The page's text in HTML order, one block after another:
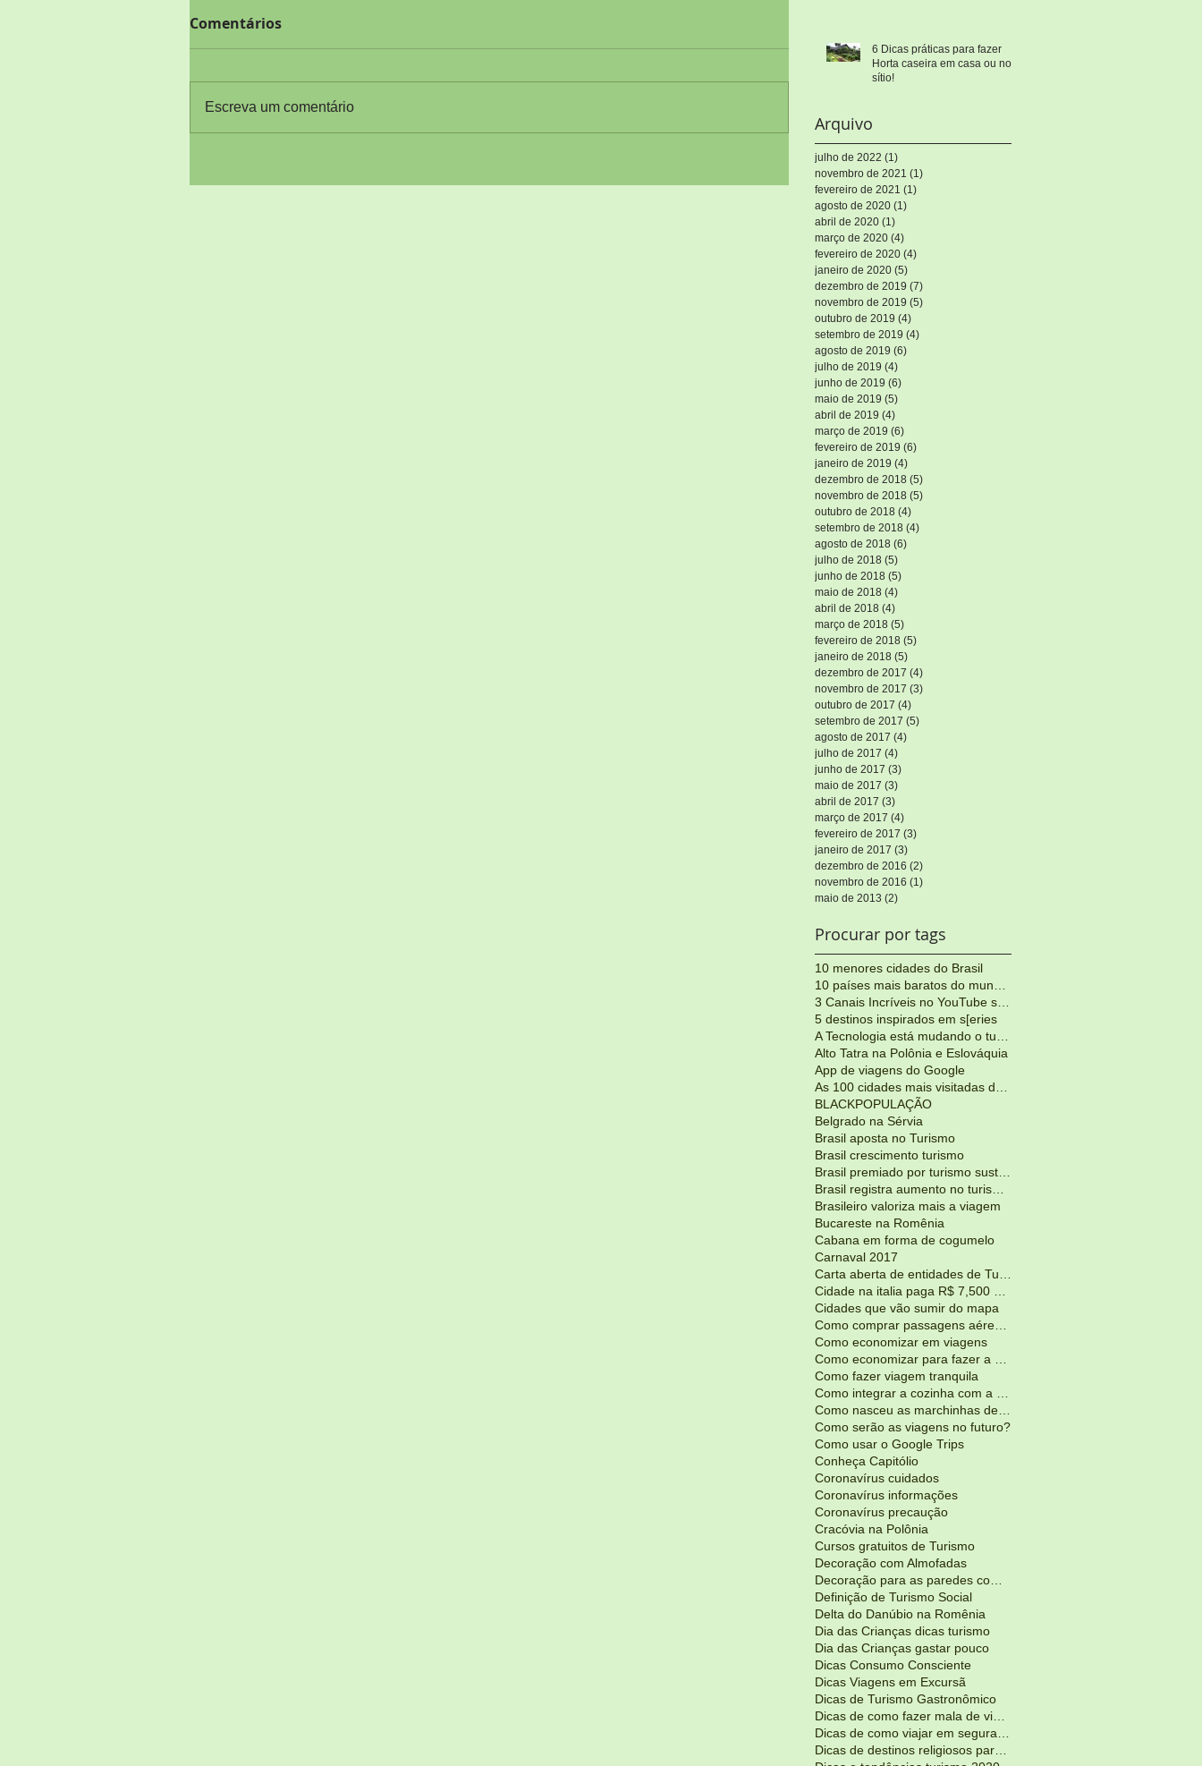
Comentários
Escreva um comentário
6 Dicas práticas para fazer
Horta caseira em casa ou no
sítio!
Arquivo
julho de 2022 (1)
novembro de 2021 (1)
fevereiro de 2021 (1)
agosto de 2020 (1)
abril de 2020 (1)
março de 2020 (4)
fevereiro de 2020 (4)
janeiro de 2020 (5)
dezembro de 2019 (7)
novembro de 2019 (5)
outubro de 2019 (4)
setembro de 2019 (4)
agosto de 2019 (6)
julho de 2019 (4)
junho de 2019 (6)
maio de 2019 (5)
abril de 2019 (4)
março de 2019 (6)
fevereiro de 2019 (6)
janeiro de 2019 (4)
dezembro de 2018 (5)
novembro de 2018 (5)
outubro de 2018 (4)
setembro de 2018 (4)
agosto de 2018 (6)
julho de 2018 (5)
junho de 2018 (5)
maio de 2018 (4)
abril de 2018 (4)
março de 2018 (5)
fevereiro de 2018 (5)
janeiro de 2018 (5)
dezembro de 2017 (4)
novembro de 2017 (3)
outubro de 2017 (4)
setembro de 2017 (5)
agosto de 2017 (4)
julho de 2017 (4)
junho de 2017 (3)
maio de 2017 (3)
abril de 2017 (3)
março de 2017 (4)
fevereiro de 2017 (3)
janeiro de 2017 (3)
dezembro de 2016 (2)
novembro de 2016 (1)
maio de 2013 (2)
Procurar por tags
10 menores cidades do Brasil
5 destinos inspirados em s[eries
Alto Tatra na Polônia e Eslováquia
App de viagens do Google
BLACKPOPULAÇÃO
Belgrado na Sérvia
Brasil aposta no Turismo
Brasil crescimento turismo
Brasileiro valoriza mais a viagem
Bucareste na Romênia
Cabana em forma de cogumelo
Carnaval 2017
Cidades que vão sumir do mapa
Como economizar em viagens
Como fazer viagem tranquila
Como serão as viagens no futuro?
Como usar o Google Trips
Conheça Capitólio
Coronavírus cuidados
Coronavírus informações
Coronavírus precaução
Cracóvia na Polônia
Cursos gratuitos de Turismo
Decoração com Almofadas
Definição de Turismo Social
Delta do Danúbio na Romênia
Dia das Crianças dicas turismo
Dia das Crianças gastar pouco
Dicas Consumo Consciente
Dicas Viagens em Excursã
Dicas de Turismo Gastronômico